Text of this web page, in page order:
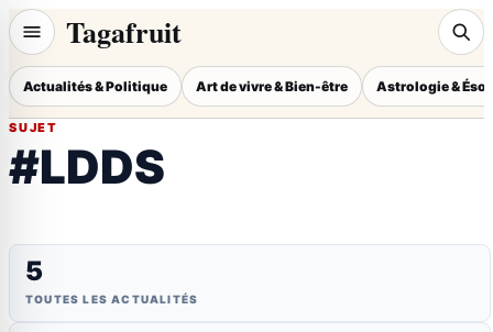
Tagafruit
Actualités & Politique Art de vivre & Bien-être Astrologie &
SUJET
#LDDS
5
TOUTES LES ACTUALITÉS